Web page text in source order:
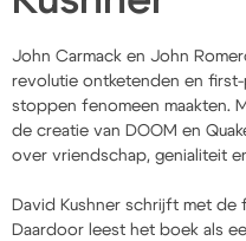
John Carmack en John
revolutie ontketenden en
stoppen fenomeen maakten.
de creatie van DOOM en
over vriendschap, genialiteit
David Kushner schrijft met de
Daardoor leest het boek als